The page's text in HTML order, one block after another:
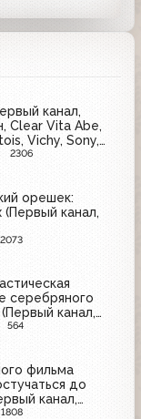
канал,
Clear Vita Abe,
Vichy, Sony,
2306
орешек:
(Первый канал,
2073
серебряного
канал,
Gillette, Ново-
564
фильма
до
канал,
1808